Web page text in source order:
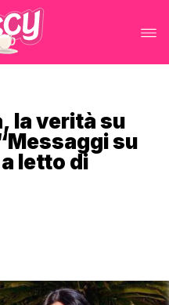
la verità su
su
letto di